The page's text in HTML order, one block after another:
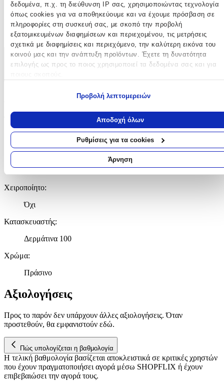
δεδομένα, π.χ. τη διεύθυνση IP σας, χρησιμοποιώντας τεχνολογία
όπως cookies για να αποθηκεύουμε και να έχουμε πρόσβαση σε
πληροφορίες στη συσκευή σας, με σκοπό την προβολή
εξατομικευμένων διαφημίσεων και περιεχομένου, τις μετρήσεις
σχετικά με διαφημίσεις και περιεχόμενο, την καλύτερη εικόνα του
κοινού μας και την ανάπτυξη προϊόντων. Έχετε τη δυνατότητα
επιλογής ως προς το ποιος χρησιμοποιεί τα δεδομένα σας και για
Εάν μας επιτρέπετε, θα θέλαμε επίσης:
τοποθεσία, οι οποίες μπορεί να είναι ακριβείς σε απόσταση
Να αναγνωρίσουμε τη συσκευή σας σαρώνοντας ενεργά για
συγκεκριμένα χαρακτηριστικά (δακτυλικό αποτύπωμα)
Μάθετε περισσότερα σχετικά με τον τρόπο επεξεργασίας των
προσωπικών σας δεδομένων και καθορίστε τις προτιμήσεις σας
τη συγκατάθεσή σας ανά πάσα στιγμή από τη Δήλωση Cookies.
Χρησιμοποιούμε cookies ώστε η τοποθεσία μας να λειτουργεί
να εξατομικεύουμε περιεχόμενο και διαφημίσεις, να παρέχουμε
λειτουργίες μέσων κοινωνικής δικτύωσης και να αναλύουμε την
κυκλοφορία μας. Εμείς και οι 1022 συνεργάτες μας
χρησιμοποιώντας τεχνολογία όπως cookies για να αποθηκεύουμε
να έχουμε πρόσβαση σε πληροφορίες στη συσκευή σας, με σκοπό
την προβολή εξατομικευμένων διαφημίσεων και περιεχομένου, τις
μετρήσεις σχετικά με διαφημίσεις και περιεχόμενο, την καλύτερη
εικόνα του κοινού μας και την ανάπτυξη προϊόντων. Επίσης,
τοποθεσίας μας στους συνεργάτες μέσων κοινωνικής δικτύωσης,
διαφημίσεων και ανάλυσης.
Προβολή λεπτομερειών
Αποδοχή όλων
Ρυθμίσεις για τα cookies
Άρνηση
Χρώμα
Πράσινο
Χαρακτηριστικά
Χαρακτηριστικά
με Led:
Όχι
Χειροποίητο:
Όχι
Κατασκευαστής:
Δερμάτινα 100
Χρώμα:
Πράσινο
Αξιολογήσεις
Προς το παρόν δεν υπάρχουν άλλες αξιολογήσεις. Όταν
προστεθούν, θα εμφανιστούν εδώ.
Πώς υπολογίζεται η βαθμολογία
Η τελική βαθμολογία βασίζεται αποκλειστικά σε κριτικές χρηστών
που έχουν πραγματοποιήσει αγορά μέσω SHOPFLIX ή έχουν
επιβεβαιώσει την αγορά τους.